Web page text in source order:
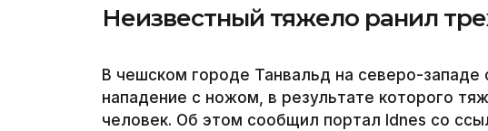
Неизвестный тяжело ранил
В чешском городе Танвальд на северо-
нападение с ножом, в результате которого
человек. Об этом сообщил портал Idnes со